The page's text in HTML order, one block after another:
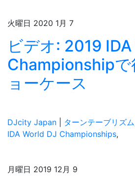
火曜日 2020 1月 7
ビデオ: 2019
Championshipで
ョーケース
DJcity Japan ターンテーブリズム
IDA World DJ Championships,
月曜日 2019 12月 9